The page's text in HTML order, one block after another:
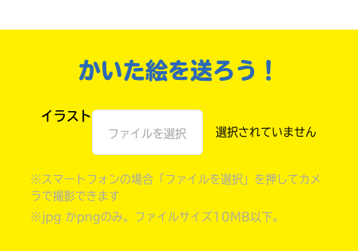
かいた絵を送ろう！
イラスト
ファイルを選択
※スマートフォンの場合「ファイルを選択」を押してカメ
ラで撮影できます
※jpg かpngのみ。ファイルサイズ10MB以下。